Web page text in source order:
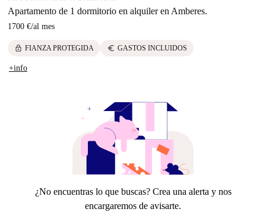
Apartamento de 1 dormitorio en alquiler en Amberes.
1700 €/al mes
lock FIANZA PROTEGIDA euro GASTOS INCLUIDOS
+info
¿No encuentras lo que buscas? Crea una alerta y nos
encargaremos de avisarte.